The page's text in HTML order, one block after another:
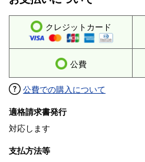
クレジットカード
公費
公費での購入について
適格請求書発行
対応します
支払方法等